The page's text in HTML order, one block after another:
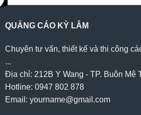
QUẢNG CÁO KỲ LÂM
Chuyên tư vấn, thiết kế và thi công
...
Địa chỉ: 212B Y Wang - TP. Buôn Mê
Hotline: 0947 802 878
Email: yourname@gmail.com